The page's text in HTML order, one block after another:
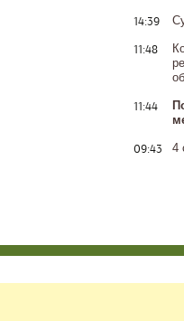
14:39
11:48
11:44
09:43 4